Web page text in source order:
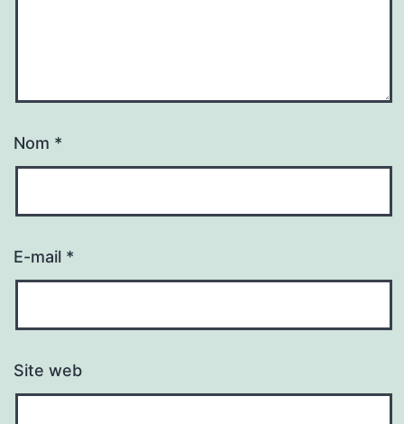
Nom *
E-mail *
Site web